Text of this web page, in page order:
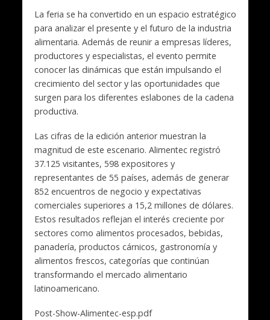
La feria se ha convertido en un espacio estratégico
para analizar el presente y el futuro de la industria
alimentaria. Además de reunir a empresas líderes,
productores y especialistas, el evento permite
conocer las dinámicas que están impulsando el
crecimiento del sector y las oportunidades que
surgen para los diferentes eslabones de la cadena
productiva.
Las cifras de la edición anterior muestran la
magnitud de este escenario. Alimentec registró
37.125 visitantes, 598 expositores y
representantes de 55 países, además de generar
852 encuentros de negocio y expectativas
comerciales superiores a 15,2 millones de dólares.
Estos resultados reflejan el interés creciente por
sectores como alimentos procesados, bebidas,
panadería, productos cárnicos, gastronomía y
alimentos frescos, categorías que continúan
transformando el mercado alimentario
latinoamericano.
Post-Show-Alimentec-esp.pdf